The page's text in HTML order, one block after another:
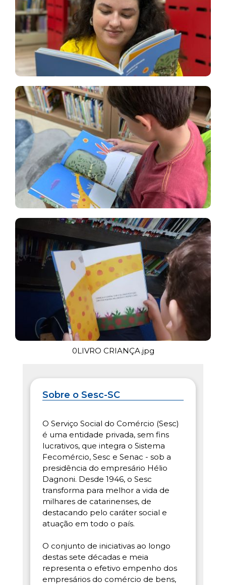
0LIVRO CRIANÇA.jpg
Sobre o Sesc-SC
O Serviço Social do Comércio (Sesc)
é uma entidade privada, sem fins
lucrativos, que integra o Sistema
Fecomércio, Sesc e Senac - sob a
presidência do empresário Hélio
Dagnoni. Desde 1946, o Sesc
transforma para melhor a vida de
milhares de catarinenses, de
destacando pelo caráter social e
atuação em todo o país.
O conjunto de iniciativas ao longo
destas sete décadas e meia
representa o efetivo empenho dos
empresários do comércio de bens,